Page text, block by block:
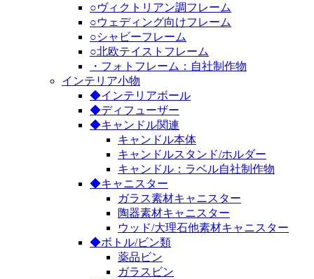
○ヴィクトリアン調フレーム
○ウェディング向けフレーム
○シャビーフレーム
○北欧テイストフレーム
・フォトフレーム：自社制作物
インテリア小物
◆インテリアボール
◆ディフューザー
◆キャンドル関連
キャンドル本体
キャンドルスタンド/ホルダー
キャンドル：ラベル自社制作物
◆キャニスター
ガラス素材キャニスター
陶器素材キャニスター
ウッド/大理石他素材キャニスター
◆ボトル/ビン類
薬品ビン
ガラスビン